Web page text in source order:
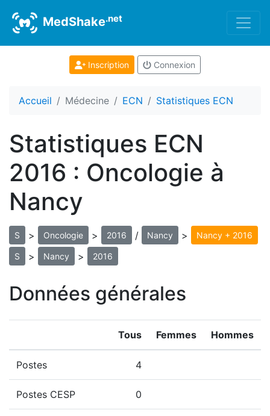
MedShake.net
Inscription Connexion
Accueil Médecine ECN Statistiques ECN
Statistiques ECN
2016 : Oncologie à
Nancy
S > Oncologie > 2016 / Nancy > Nancy + 2016
S > Nancy > 2016
Données générales
Tous Femmes Hommes
Postes 4
Postes CESP 0